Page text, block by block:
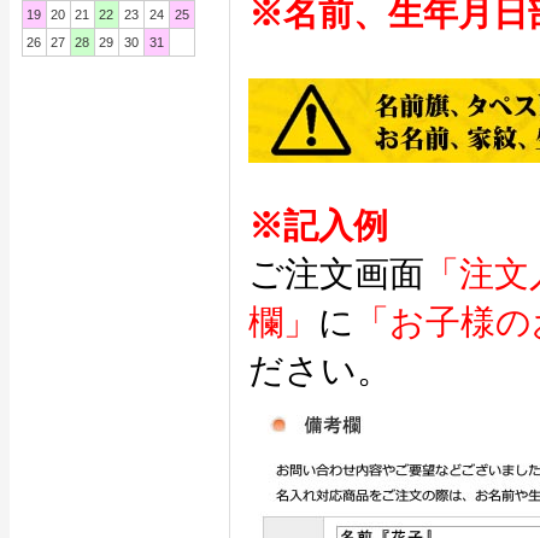
19 20 21 22 23 24
25
26
27 28 29 30 31
※名前、生年月日
※記入例
ご注文画面 「注
欄」 に
「お子様
ださい。